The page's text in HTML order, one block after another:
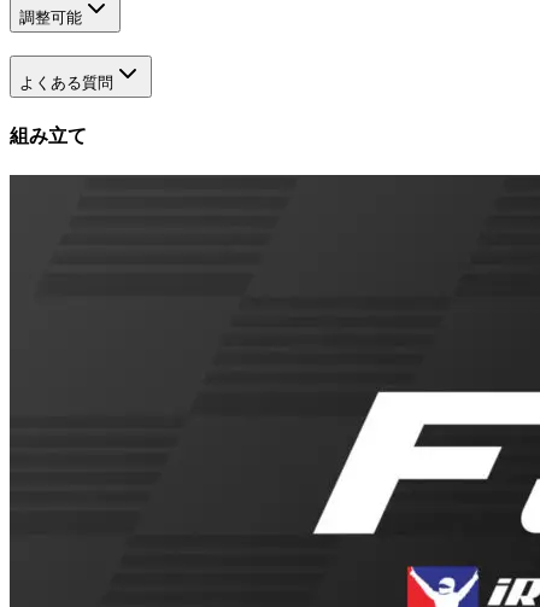
調整可能
よくある質問
組み立て